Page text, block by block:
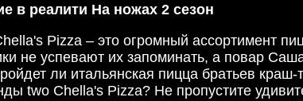
в реалити На ножах 2 сезон
Pizza – это огромный ассортимент
не успевают их запоминать, а повар
ли итальянская пицца братьев
two Chella's Pizza? Не пропустите